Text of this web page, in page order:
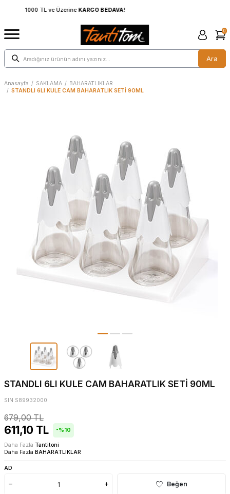
1000 TL ve Üzerine
Ara
0
Anasayfa / SAKLAMA / BAHARATLIKLAR
/ STANDLI 6LI KULE CAM BAHARATLIK SETİ 90ML
STANDLI 6LI KULE CAM BAHARATLIK SETİ 90ML
SIN S89932000
679,00TL
611,10 TL -%10
Daha Fazla Tantitoni
Daha Fazla BAHARATLIKLAR
AD
Beğen